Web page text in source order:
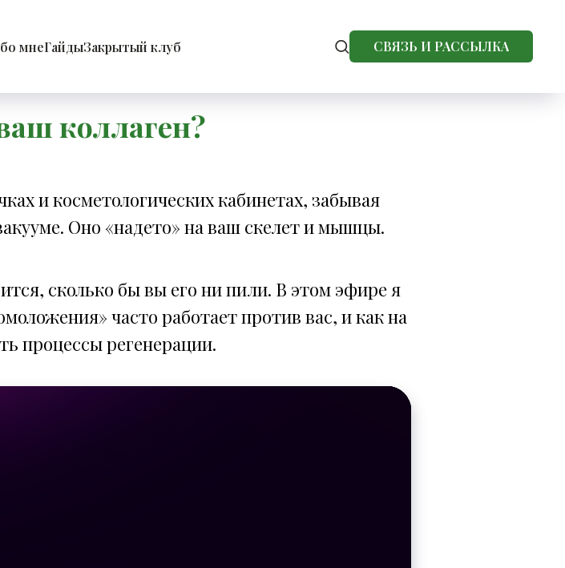
мнеГайдыЗакрытый клуб СВЯЗЬ И РАССЫЛКА
коллаген?
и косметологических кабинетах, забывая
Оно «надето» на ваш скелет и мышцы.
сколько бы вы его ни пили. В этом эфире я
часто работает против вас, и как на
процессы регенерации.